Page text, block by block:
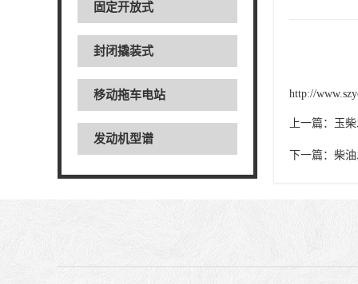
固定开放式
封闭撬装式
移动拖车电站
发动机型谱
http://
上一篇： 玉
下一篇： 柴油